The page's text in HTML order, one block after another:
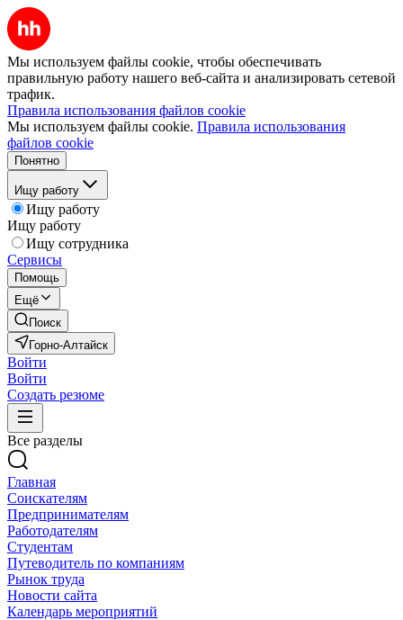
Мы используем файлы cookie, чтобы обеспечивать
правильную работу нашего веб-сайта и анализировать сетевой
трафик.
Правила использования файлов cookie
Мы используем файлы cookie. Правила использования
файлов cookie
Понятно
Ищу работу
Ищу работу
Ищу работу
Ищу сотрудника
Сервисы
Помощь
Ещё
Поиск
Горно-Алтайск
Войти
Войти
Создать резюме
Все разделы
Главная
Соискателям
Предпринимателям
Работодателям
Студентам
Путеводитель по компаниям
Рынок труда
Новости сайта
Календарь мероприятий